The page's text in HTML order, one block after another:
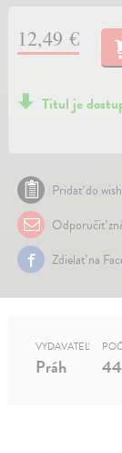
12,49 €
Titul je
Pridať do
Odporučiť
Zdielať na
VYDAVATEĽ
Práh